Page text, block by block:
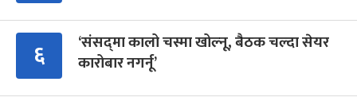
६
‘संसद्‍मा कालो चस्मा खोल्नू, बैठक चल्दा सेयर
कारोबार नगर्नू’